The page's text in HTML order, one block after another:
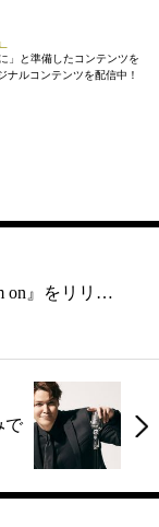
」と準備したコンテンツを
ナルコンテンツを配信中！
on』をリリ…
で